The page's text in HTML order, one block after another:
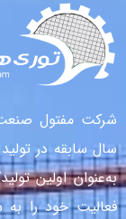
سال سابقه در
به‌عنوان اولین
فعالیت خود را